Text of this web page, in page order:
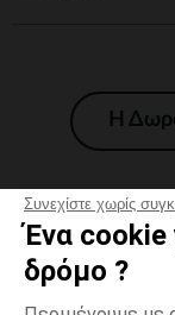
Συνεχίστε χωρίς
Ένα cookie
δρόμο ?
Η